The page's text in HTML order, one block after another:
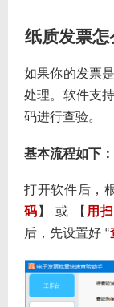
纸质发票
如果你的发票
处理。软件支
码进行查验。
基本流程如下：
打开软件后，
码 】 或 【 用
后，先设置好 “